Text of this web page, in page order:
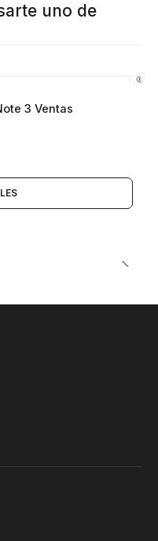
uno de
3 Ventas